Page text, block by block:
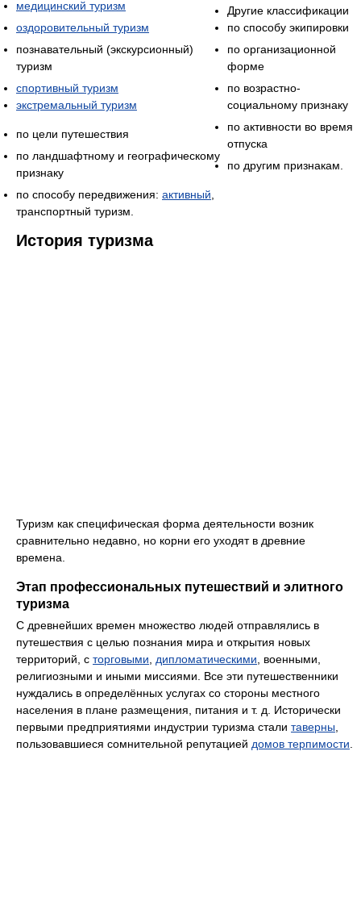
медицинский туризм
оздоровительный туризм
познавательный (экскурсионный)
туризм
спортивный туризм
экстремальный туризм
по цели путешествия
по ландшафтному и географическому
признаку
по способу передвижения: активный
транспортный туризм.
Другие классификации
по способу экипировки
по организационной
форме
по возрастно-
социальному признаку
по активности во время
отпуска
по другим признакам.
История туризма
Туризм как специфическая форма деятельности возник
сравнительно недавно, но корни его уходят в древние
времена.
Этап профессиональных путешествий и элитного
туризма
С древнейших времен множество людей отправлялись в
путешествия с целью познания мира и открытия новых
территорий, с торговыми дипломатическими , военными,
религиозными и иными миссиями. Все эти путешественники
нуждались в определённых услугах со стороны местного
населения в плане размещения, питания и т. д. Исторически
первыми предприятиями индустрии туризма стали таверны
пользовавшиеся сомнительной репутацией домов терпимости